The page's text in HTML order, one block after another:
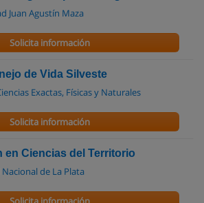
Juan Agustín Maza
Solicita información
de Vida Silveste
Exactas, Físicas y Naturales
Solicita información
en Ciencias del Territorio
de La Plata